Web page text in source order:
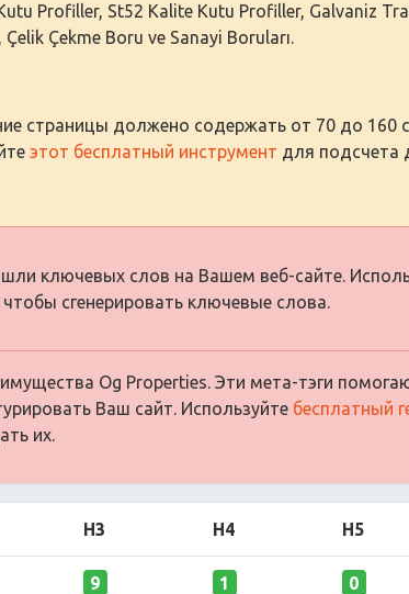
Profiller, St52 Kalite Kutu Profiller, Galvaniz
Çekme Boru ve Sanayi Boruları.
страницы должено содержать от 70 до 160
этот бесплатный инструмент для подсчета
ключевых слов на Вашем веб-сайте.
чтобы сгенерировать ключевые слова.
Og Properties. Эти мета-тэги
Ваш сайт. Используйте бесплатный
их.
H3 H4 H5
9 1 0